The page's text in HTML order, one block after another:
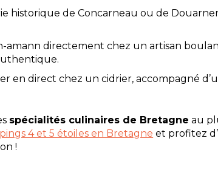
historique de Concarneau ou de
amann directement chez un artisan
en direct chez un cidrier, accompagné
spécialités culinaires de Bretagne au
4 et 5 étoiles en Bretagne et profitez
!